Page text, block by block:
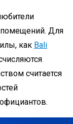
Для
как Bali
считается